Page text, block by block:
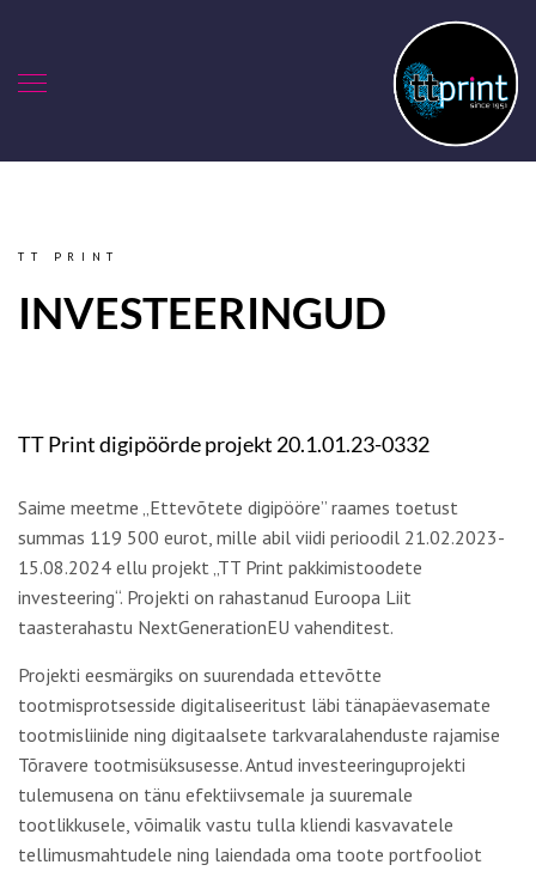
TT PRINT
INVESTEERINGUD
TT Print digipöörde projekt 20.1.01.23-0332
Saime meetme „Ettevõtete digipööre” raames toetust
summas 119 500 eurot, mille abil viidi perioodil 21.02.2023-
15.08.2024 ellu projekt „TT Print pakkimistoodete
investeering“. Projekti on rahastanud Euroopa Liit
taasterahastu NextGenerationEU vahenditest.
Projekti eesmärgiks on suurendada ettevõtte
tootmisprotsesside digitaliseeritust läbi tänapäevasemate
tootmisliinide ning digitaalsete tarkvaralahenduste rajamise
Tõravere tootmisüksusesse. Antud investeeringuprojekti
tulemusena on tänu efektiivsemale ja suuremale
tootlikkusele, võimalik vastu tulla kliendi kasvavatele
tellimusmahtudele ning laiendada oma toote portfooliot